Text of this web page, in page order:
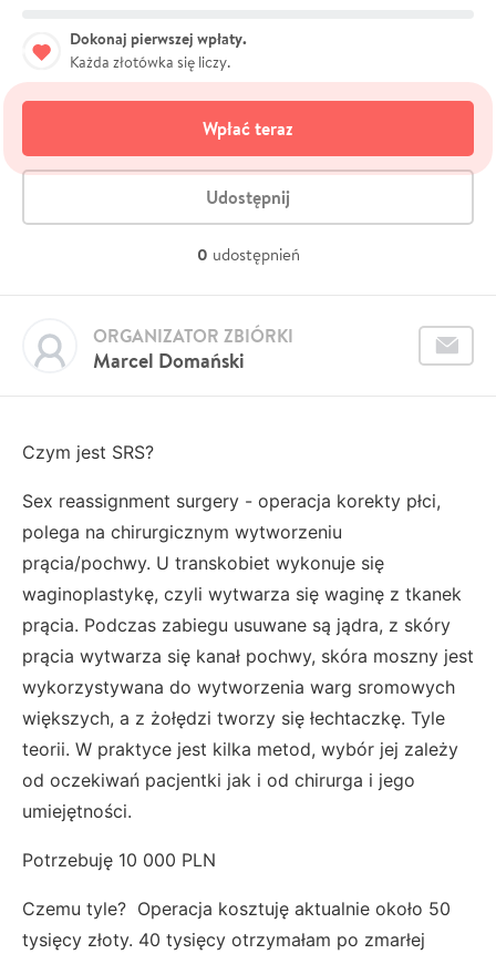
Dokonaj pierwszej wpłaty.
Każda złotówka się liczy.
Wpłać teraz
Udostępnij
0 udostępnień
Marcel Domański
ORGANIZATOR ZBIÓRKI
Czym jest SRS?
Sex reassignment surgery - operacja korekty płci,
polega na chirurgicznym wytworzeniu
prącia/pochwy. U transkobiet wykonuje się
waginoplastykę, czyli wytwarza się waginę z tkanek
prącia. Podczas zabiegu usuwane są jądra, z skóry
prącia wytwarza się kanał pochwy, skóra moszny jest
wykorzystywana do wytworzenia warg sromowych
większych, a z żołędzi tworzy się łechtaczkę. Tyle
teorii. W praktyce jest kilka metod, wybór jej zależy
od oczekiwań pacjentki jak i od chirurga i jego
umiejętności.
Potrzebuję 10 000 PLN
Czemu tyle? Operacja kosztuję aktualnie około 50
tysięcy złoty. 40 tysięcy otrzymałam po zmarłej